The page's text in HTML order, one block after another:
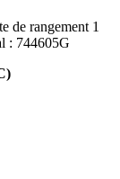
de rangement 1
: 744605G